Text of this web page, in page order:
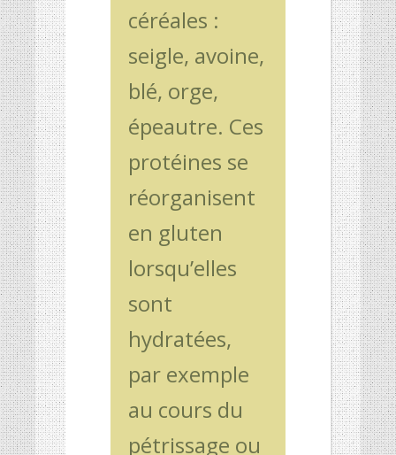
céréales :
seigle, avoine,
blé, orge,
épeautre. Ces
protéines se
réorganisent
en gluten
lorsqu’elles
sont
hydratées,
par exemple
au cours du
pétrissage ou